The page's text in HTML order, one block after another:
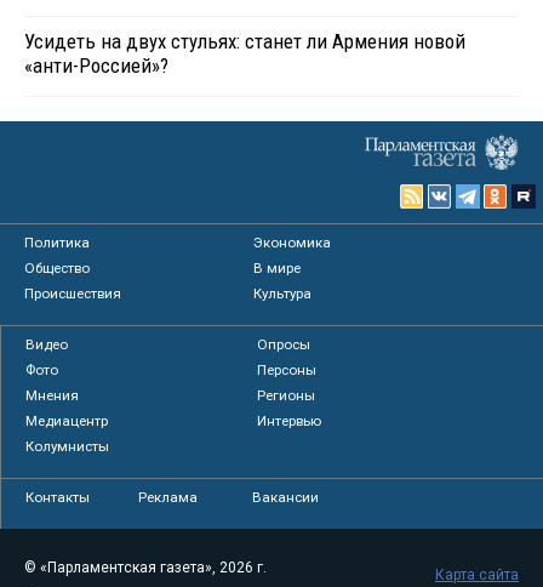
Усидеть на двух стульях: станет ли Армения новой
«анти-Россией»?
Политика
Экономика
Общество
В мире
Происшествия
Культура
Видео
Опросы
Фото
Персоны
Мнения
Регионы
Медиацентр
Интервью
Колумнисты
Контакты Реклама Вакансии
© «Парламентская газета», 2026 г.
Карта сайта